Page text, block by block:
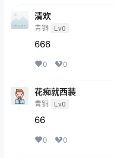
清欢
青铜 Lv0
666
0 0
花痴就西装
青铜 Lv0
66
0 0